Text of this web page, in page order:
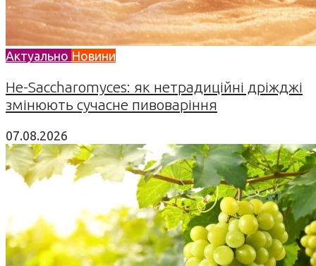
Актуально Новини
Не-Saccharomyces: як нетрадиційні дріжджі
змінюють сучасне пивоваріння
07.08.2026